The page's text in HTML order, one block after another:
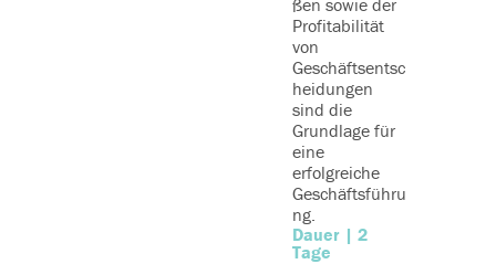
Profitabilität
von
Geschäftsentsc
heidungen
sind die
Grundlage für
eine
erfolgreiche
Geschäftsführu
ng.
Dauer | 2
Tage